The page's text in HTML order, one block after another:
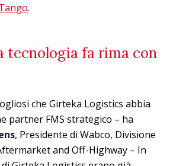
.
tecnologia fa rima con
che Girteka Logistics abbia
partner FMS strategico – ha
, Presidente di Wabco, Divisione
and Off-Highway – In